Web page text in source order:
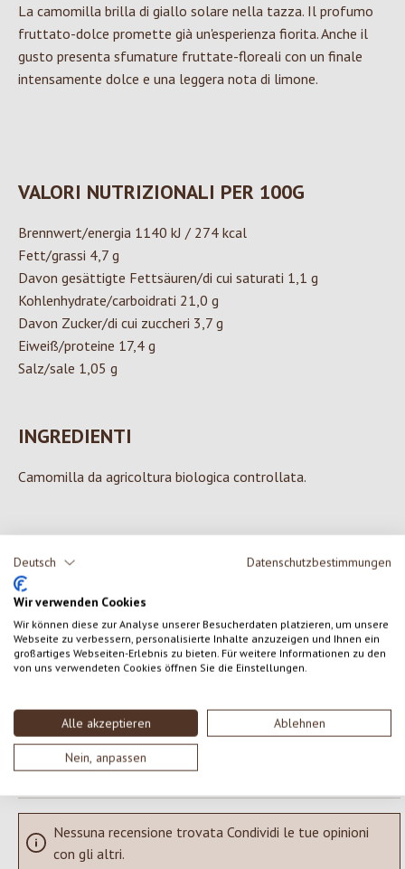
Deutsch Datenschutzbestimmungen
Wir verwenden Cookies
Wir können diese zur Analyse unserer Besucherdaten platzieren, um unsere
Webseite zu verbessern, personalisierte Inhalte anzuzeigen und Ihnen ein
großartiges Webseiten-Erlebnis zu bieten. Für weitere Informationen zu den
von uns verwendeten Cookies öffnen Sie die Einstellungen.
Alle akzeptieren Ablehnen
Nein, anpassen
La camomilla brilla di giallo solare nella tazza. Il profumo
fruttato-dolce promette già un'esperienza fiorita. Anche il
gusto presenta sfumature fruttate-floreali con un finale
intensamente dolce e una leggera nota di limone.
VALORI NUTRIZIONALI PER 100G
Brennwert/energia 1140 kJ / 274 kcal
Fett/grassi 4,7 g
Davon gesättigte Fettsäuren/di cui saturati 1,1 g
Kohlenhydrate/carboidrati 21,0 g
Davon Zucker/di cui zuccheri 3,7 g
Eiweiß/proteine 17,4 g
Salz/sale 1,05 g
INGREDIENTI
Camomilla da agricoltura biologica controllata.
0 di 0 valutazioni
Valutazione media di 0 su 5 stelle
Formula una valutazione!
Condividi le tue esperienze con il prodotto con altri clienti.
SCRIVERE UNA RECENSIONE
Visualizza le valutazioni solo nella lingua corrente.
Nessuna recensione trovata Condividi le tue opinioni
con gli altri.